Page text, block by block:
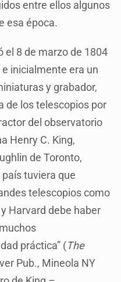
entre ellos algunos
esa época.
el 8 de marzo de 1804
inicialmente era un
y grabador,
de los telescopios por
del observatorio
Henry C. King,
de Toronto,
país tuviera que
telescopios como
Harvard debe haber
práctica” (The
Pub., Mineola NY